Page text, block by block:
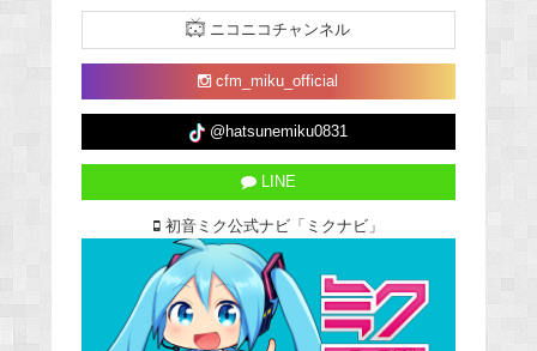
ニコニコチャンネル
cfm_miku_official
@hatsunemiku0831
LINE
初音ミク公式ナビ「ミクナビ」